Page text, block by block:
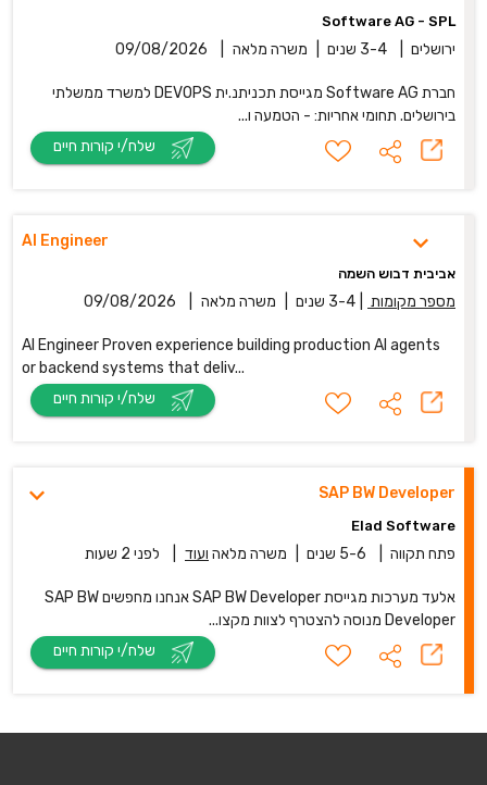
Software AG - SPL
ירושלים 3-4 שנים משרה מלאה 09/08/2026
חברת Software AG מגייסת תכניתנ.ית DEVOPS למשרד ממשלתי
בירושלים. תחומי אחריות: - הטמעה ו...
AI Engineer
אביבית דבוש השמה
מספר מקומות 3-4 שנים משרה מלאה 09/08/2026
AI Engineer Proven experience building production AI agents
or backend systems that deliv...
SAP BW Developer
Elad Software
פתח תקווה 5-6 שנים משרה מלאה ועוד לפני 2 שעות
אלעד מערכות מגייסת SAP BW Developer אנחנו מחפשים SAP BW
Developer מנוסה להצטרף לצוות מקצו...